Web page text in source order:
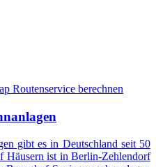
Routenservice berechnen
gibt es in Deutschland seit 50
Häusern ist in Berlin-Zehlendorf